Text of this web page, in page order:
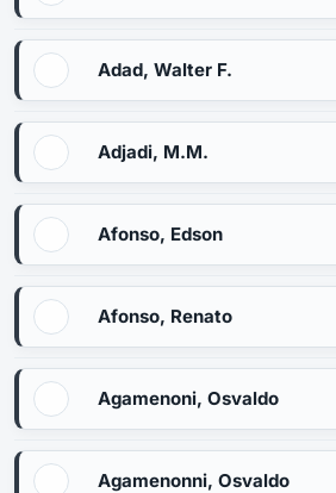
Adad, Walter F.
Adjadi, M.M.
Afonso, Edson
Afonso, Renato
Agamenoni, Osvaldo
Agamenonni, Osvaldo